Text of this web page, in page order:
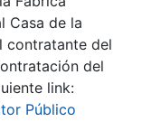
Casa de la
contratante del
del
link:
Público